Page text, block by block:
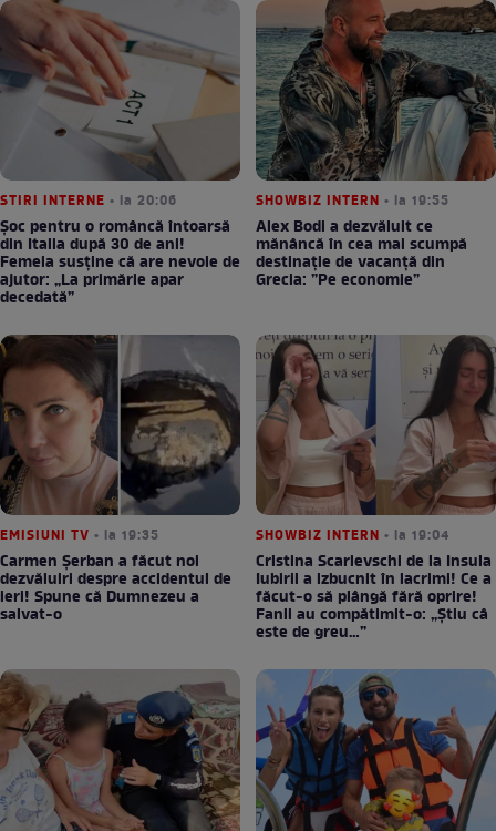
STIRI INTERNE • la 20:06
Șoc pentru o româncă întoarsă
din Italia după 30 de ani!
Femeia susține că are nevoie de
ajutor: „La primărie apar
decedată”
SHOWBIZ INTERN • la 19:55
Alex Bodi a dezvăluit ce
mănâncă în cea mai scumpă
destinație de vacanță din
Grecia: ”Pe economie”
EMISIUNI TV • la 19:35
Carmen Șerban a făcut noi
dezvăluiri despre accidentul de
ieri! Spune că Dumnezeu a
salvat-o
SHOWBIZ INTERN • la 19:04
Cristina Scarlevschi de la Insula
Iubirii a izbucnit în lacrimi! Ce a
făcut-o să plângă fără oprire!
Fanii au compătimit-o: „Știu câ
este de greu…”